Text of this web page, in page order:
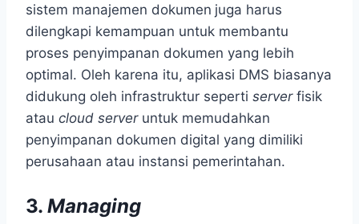
sistem manajemen dokumen juga harus
dilengkapi kemampuan untuk membantu
proses penyimpanan dokumen yang lebih
optimal. Oleh karena itu, aplikasi DMS biasanya
didukung oleh infrastruktur seperti server fisik
atau cloud server untuk memudahkan
penyimpanan dokumen digital yang dimiliki
perusahaan atau instansi pemerintahan.
3. Managing